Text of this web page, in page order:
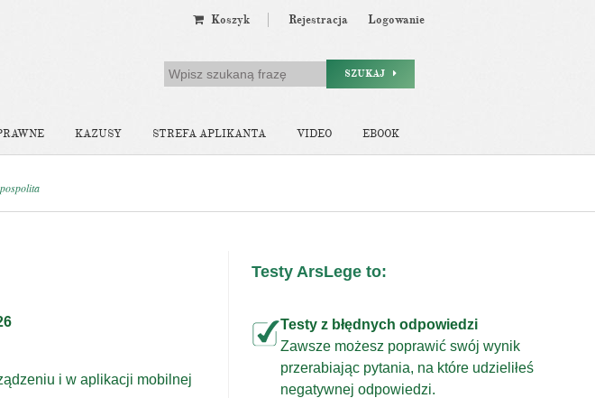
Koszyk Rejestracja Logowanie
SZUKAJ
KAZUSY STREFA APLIKANTA VIDEO EBOOK
i w aplikacji mobilnej
Testy ArsLege to:
Testy z błędnych odpowiedzi
Zawsze możesz poprawić swój wynik
przerabiając pytania, na które udzieliłeś
negatywnej odpowiedzi.